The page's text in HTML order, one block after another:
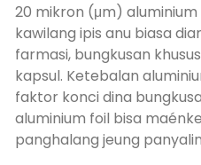
20 mikron (μm)
kawilang ipis anu biasa
farmasi, bungkusan
kapsul. Ketebalan
faktor konci dina
aluminium foil bisa
panghalang jeung